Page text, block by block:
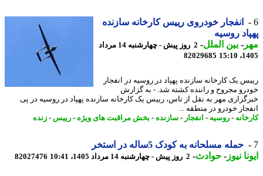
انفجار خودروی رییس کارخانه سازنده
روسیه
-بین الملل-
2 روز پیش - چهارشنبه 14 مرداد
82029685
یک کارخانه سازنده پهپاد در روسیه در انفجار
مجروح و راننده کشته شد. - به گزارش
مهر به نقل از تاس، رییس یک کارخانه سازنده پهپاد در روسیه در پی
خودرو در منطقه ...
-روسیه-انفجار-سازنده-بخش مراقبت های ویژه -رییس -زنده
حمله مسلحانه به کودک 5ساله در استخر
نیوز-حوادث -2 روز پیش - چهارشنبه 14 مرداد 1405، 10:41 82027476